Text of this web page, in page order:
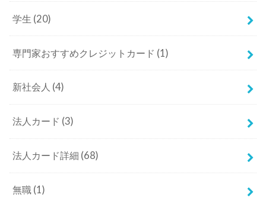
学生 (20)
専門家おすすめクレジットカード (1)
新社会人 (4)
法人カード (3)
法人カード詳細 (68)
無職 (1)